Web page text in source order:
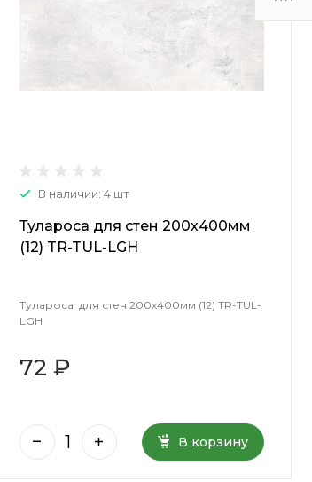
г. Кимовск,
Первомайская д.41
В наличии: 4 шт
Тулароса для стен 200х400мм
(12) TR-TUL-LGH
Тулароса для стен 200х400мм (12) TR-TUL-
LGH
72 ₽
В корзину